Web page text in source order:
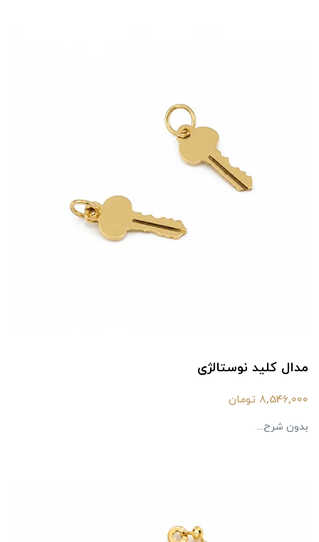
مدال کلید نوستالژی
8,546,000 تومان
بدون شرح...